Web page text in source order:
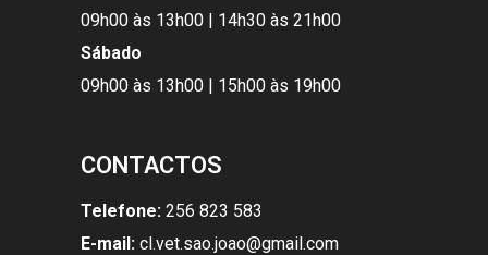
09h00 às 13h00 | 14h30 às 21h00
Sábado
09h00 às 13h00 | 15h00 às 19h00
CONTACTOS
Telefone: 256 823 583
E-mail: cl.vet.sao.joao@gmail.com